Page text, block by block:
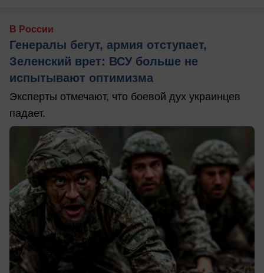
В России
Генералы бегут, армия отступает,
Зеленский врет: ВСУ больше не
испытывают оптимизма
Эксперты отмечают, что боевой дух украинцев
падает.